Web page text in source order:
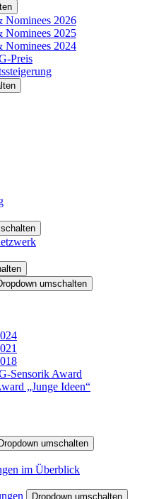
Nominees 2026
Nominees 2025
Nominees 2024
Preis
umschalten
Sensorik Award
„Junge Ideen“
Dropdown umschalten
im Überblick
Dropdown umschalten